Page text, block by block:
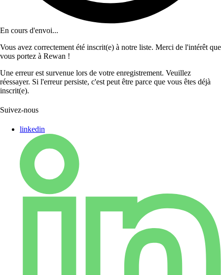
En cours d'envoi...
Vous avez correctement été inscrit(e) à notre liste. Merci de l'intérêt que
vous portez à Rewan !
Une erreur est survenue lors de votre enregistrement. Veuillez
réessayer. Si l'erreur persiste, c'est peut être parce que vous êtes déjà
inscrit(e).
Suivez-nous
linkedin